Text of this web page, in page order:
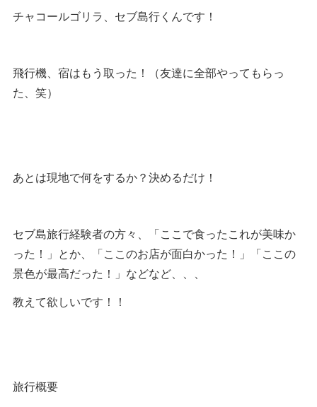
チャコールゴリラ、セブ島行くんです！
飛行機、宿はもう取った！（友達に全部やってもらっ
た、笑）
あとは現地で何をするか？決めるだけ！
セブ島旅行経験者の方々、「ここで食ったこれが美味か
った！」とか、「ここのお店が面白かった！」「ここの
景色が最高だった！」などなど、、、
教えて欲しいです！！
旅行概要